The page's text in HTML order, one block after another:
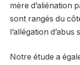
mère d’aliénation
sont rangés du
l’allégation d’abus
Notre étude a